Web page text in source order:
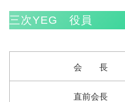
三次YEG 役員
会 長
直前会長